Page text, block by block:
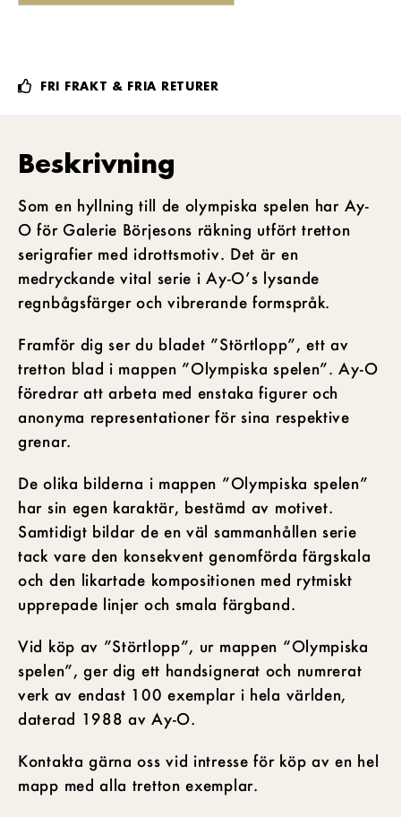
FRI FRAKT & FRIA RETURER
Beskrivning
Som en hyllning till de olympiska spelen har Ay-
O för Galerie Börjesons räkning utfört tretton
serigrafier med idrottsmotiv. Det är en
medryckande vital serie i Ay-O’s lysande
regnbågsfärger och vibrerande formspråk.
Framför dig ser du bladet ”Störtlopp”, ett av
tretton blad i mappen ”Olympiska spelen”. Ay-O
föredrar att arbeta med enstaka figurer och
anonyma representationer för sina respektive
grenar.
De olika bilderna i mappen ”Olympiska spelen”
har sin egen karaktär, bestämd av motivet.
Samtidigt bildar de en väl sammanhållen serie
tack vare den konsekvent genomförda färgskala
och den likartade kompositionen med rytmiskt
upprepade linjer och smala färgband.
Vid köp av ”Störtlopp”, ur mappen “Olympiska
spelen”, ger dig ett handsignerat och numrerat
verk av endast 100 exemplar i hela världen,
daterad 1988 av Ay-O.
Kontakta gärna oss vid intresse för köp av en hel
mapp med alla tretton exemplar.